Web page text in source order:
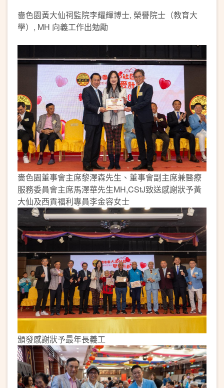
嗇色園黃大仙祠監院李耀輝博士, 榮譽院士（教育大
學）, MH 向義工作出勉勵
嗇色園董事會主席黎澤森先生、董事會副主席兼醫療
服務委員會主席馬澤華先生MH,CStJ致送感謝狀予黃
大仙及西貢福利專員李金容女士
頒發感謝狀予最年長義工